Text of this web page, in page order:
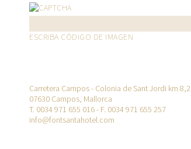
ESCRIBA CÓDIGO DE IMAGEN
Carretera Campos - Colonia de Sant Jordi km 8,2
07630 Campos, Mallorca
T. 0034 971 655 016- F. 0034 971 655 257
info@fontsantahotel.com